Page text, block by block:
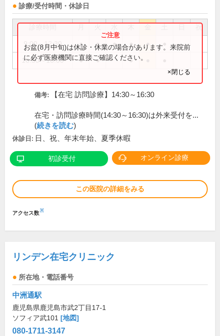
診療/受付時間・休診日
祝
9:00～12:30 ● ● ● ● ●
16:30～18:00 ● ● ●
お盆(8月中旬)は休診・休業の場合があります。来院前
に必ず医療機関に直接ご確認ください。
×閉じる
備考: 【在宅 訪問診療】14:30～16:30
在宅・訪問診療時間(14:30～16:30)は外来受付を...
(続きを読む)
休診日: 日、祝、年末年始、夏季休暇
初診受付 オンライン診療
この医院の詳細をみる
アクセス数※
リンデン在宅クリニック
所在地・電話番号
中洲通駅
鹿児島県鹿児島市武2丁目17-1
ソフィア武101 [地図]
080-1711-3147